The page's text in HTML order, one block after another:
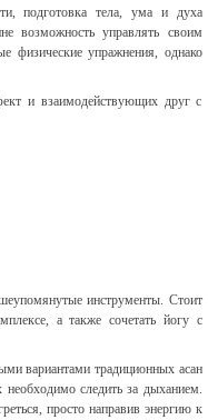
подготовка тела, ума и духа
возможность управлять своим
физические упражнения, однако
и взаимодействующих друг с
инструменты. Стоит
а также сочетать йогу с
вариантами традиционных асан
следить за дыханием.
просто направив энергию к